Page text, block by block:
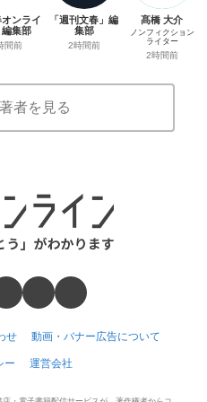
オンライ
編集部
間前
「週刊文春」編
集部
2時間前
髙橋 大介
ノンフィクション
ライター
2時間前
者を見る
せ 動画・バナー広告について
ー 運営会社